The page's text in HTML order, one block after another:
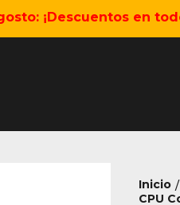
¡Descuentos en
Inicio /
CPU